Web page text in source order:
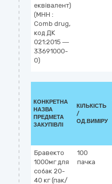
еквівалент)
(МНН :
Comb drug,
код ДК
021:2015 —
33691000-
0)
КОНКРЕТНА
НАЗВА
ПРЕДМЕТА
ЗАКУПІВЛІ
КІЛЬКІСТЬ
/
ОД.ВИМІРУ
Бравекто
1000мг для
собак 20-
40 кг (пак/
100
пачка